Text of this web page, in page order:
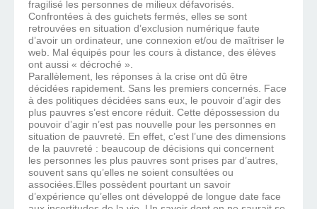
fragilisé les personnes de milieux défavorisés.
Confrontées à des guichets fermés, elles se sont
retrouvées en situation d’exclusion numérique faute
d’avoir un ordinateur, une connexion et/ou de maîtriser le
web. Mal équipés pour les cours à distance, des élèves
ont aussi « décroché ».
Parallèlement, les réponses à la crise ont dû être
décidées rapidement. Sans les premiers concernés. Face
à des politiques décidées sans eux, le pouvoir d’agir des
plus pauvres s’est encore réduit. Cette dépossession du
pouvoir d’agir n’est pas nouvelle pour les personnes en
situation de pauvreté. En effet, c’est l’une des dimensions
de la pauvreté : beaucoup de décisions qui concernent
les personnes les plus pauvres sont prises par d’autres,
souvent sans qu’elles ne soient consultées ou
associées.Elles possèdent pourtant un savoir
d’expérience qu’elles ont développé de longue date face